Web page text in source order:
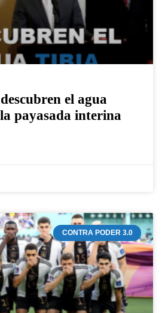
el agua
payasada interina
CONTRA PODER 3.0